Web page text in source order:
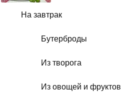
На завтрак
Бутерброды
Из творога
Из овощей и фруктов